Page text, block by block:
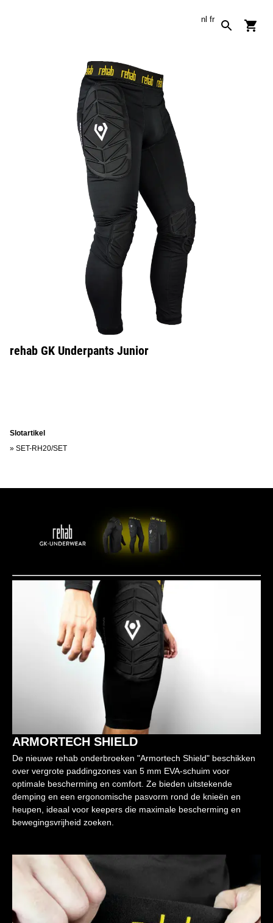
nl fr
rehab GK Underpants Junior
Slotartikel
» SET-RH20/SET
ARMORTECH SHIELD
De nieuwe rehab onderbroeken "Armortech Shield" beschikken
over vergrote paddingzones van 5 mm EVA-schuim voor
optimale bescherming en comfort. Ze bieden uitstekende
demping en een ergonomische pasvorm rond de knieën en
heupen, ideaal voor keepers die maximale bescherming en
bewegingsvrijheid zoeken.